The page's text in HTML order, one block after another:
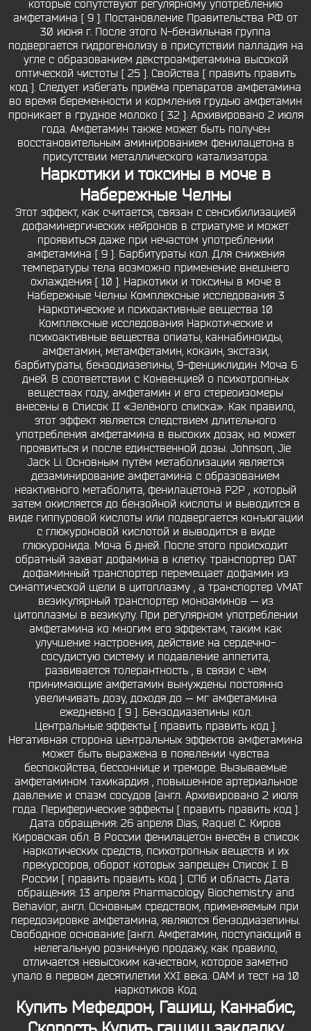
которые сопутствуют регулярному употреблению
амфетамина [ 9 ]. Постановление Правительства РФ от
30 июня г. После этого N-бензильная группа
подвергается гидрогенолизу в присутствии палладия на
угле с образованием декстроамфетамина высокой
оптической чистоты [ 25 ]. Свойства [ править править
код ]. Следует избегать приёма препаратов амфетамина
во время беременности и кормления грудью амфетамин
проникает в грудное молоко [ 32 ]. Архивировано 2 июля
года. Амфетамин также может быть получен
восстановительным аминированием фенилацетона в
присутствии металлического катализатора.
Наркотики и токсины в моче в
Набережные Челны
Этот эффект, как считается, связан с сенсибилизацией
дофаминергических нейронов в стриатуме и может
проявиться даже при нечастом употреблении
амфетамина [ 9 ]. Барбитураты кол. Для снижения
температуры тела возможно применение внешнего
охлаждения [ 10 ]. Наркотики и токсины в моче в
Набережные Челны Комплексные исследования 3
Наркотические и психоактивные вещества 10
Комплексные исследования Наркотические и
психоактивные вещества опиаты, каннабиноиды,
амфетамин, метамфетамин, кокаин, экстази,
барбитураты, бензодиазепины, 9-фенциклидин Моча 6
дней. В соответствии с Конвенцией о психотропных
веществах году, амфетамин и его стереоизомеры
внесены в Список II «Зелёного списка». Как правило,
этот эффект является следствием длительного
употребления амфетамина в высоких дозах, но может
проявиться и после единственной дозы. Johnson, Jie
Jack Li. Основным путём метаболизации является
дезаминирование амфетамина с образованием
неактивного метаболита, фенилацетона P2P , который
затем окисляется до бензойной кислоты и выводится в
виде гиппуровой кислоты или подвергается конъюгации
с глюкуроновой кислотой и выводится в виде
глюкуронида. Моча 6 дней. После этого происходит
обратный захват дофамина в клетку: транспортер DAT
дофаминный транспортер перемещает дофамин из
синаптической щели в цитоплазму , а транспортер VMAT
везикулярный транспортер моноаминов — из
цитоплазмы в везикулу. При регулярном употреблении
амфетамина ко многим его эффектам, таким как
улучшение настроения, действие на сердечно-
сосудистую систему и подавление аппетита,
развивается толерантность , в связи с чем
принимающие амфетамин вынуждены постоянно
увеличивать дозу, доходя до — мг амфетамина
ежедневно [ 9 ]. Бензодиазепины кол.
Центральные эффекты [ править править код ].
Негативная сторона центральных эффектов амфетамина
может быть выражена в появлении чувства
беспокойства, бессоннице и треморе. Вызываемые
амфетамином тахикардия , повышенное артериальное
давление и спазм сосудов [англ. Архивировано 2 июля
года. Периферические эффекты [ править править код ].
Дата обращения: 26 апреля Dias, Raquel C. Киров
Кировская обл. В России фенилацетон внесён в список
наркотических средств, психотропных веществ и их
прекурсоров, оборот которых запрещен Список I. В
России [ править править код ]. СПб и область Дата
обращения: 13 апреля Pharmacology Biochemistry and
Behavior, англ. Основным средством, применяемым при
передозировке амфетамина, являются бензодиазепины.
Свободное основание [англ. Амфетамин, поступающий в
нелегальную розничную продажу, как правило,
отличается невысоким качеством, которое заметно
упало в первом десятилетии XXI века. ОАМ и тест на 10
наркотиков Код
Купить Мефедрон, Гашиш, Каннабис,